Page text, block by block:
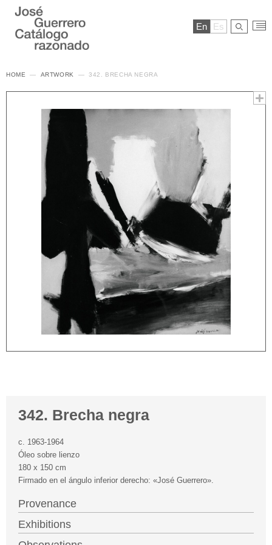
En Es
HOME ARTWORK 342. BRECHA NEGRA
342. Brecha negra
c. 1963-1964
Óleo sobre lienzo
180 x 150 cm
Firmado en el ángulo inferior derecho: «José Guerrero».
Provenance
Exhibitions